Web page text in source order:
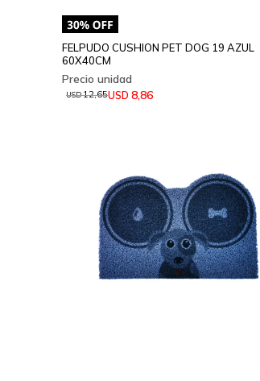
FELPUDO CUSHION PET DOG 19 AZUL
60X40CM
USD 8,86
USD12,65